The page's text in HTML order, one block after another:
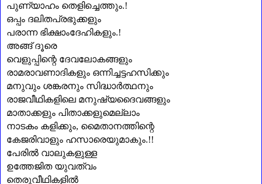
പുണ്യാഹം തെളിച്ചെത്തും.!
ഒപ്പം ദലിതപ്രഭുക്കളും
പരാന്ന ഭിക്ഷാംദേഹികളും.!
അങ്ങ് ദൂരെ
വെളുപ്പിന്റെ ദേവലോകങ്ങളും
രാമരാവണാദികളും ഒന്നിച്ചട്ടഹസിക്കും
മനുവും ശങ്കരനും സിദ്ധാർത്ഥനും
രാജവീഥികളിലെ മനുഷ്യദൈവങ്ങളും
മാതാക്കളും പിതാക്കളുമെല്ലാം
നാടകം കളിക്കും, മൈതാനത്തിന്റെ
കേജരിവാളും ഹസാരെയുമാകും.!!
പേരിൽ വാലുകളുള്ള
ഉത്തേജിത യുവത്വം
തെരുവീഥികളിൽ